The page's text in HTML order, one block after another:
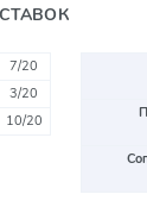
7/20
3/20
10/20